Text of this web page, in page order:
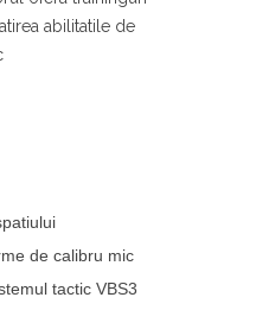
abilitatile de
de calibru mic
tactic VBS3